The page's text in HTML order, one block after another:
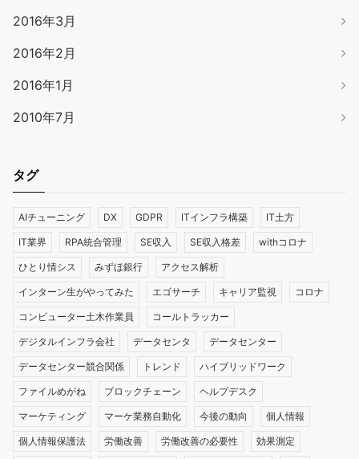
2016年3月
2016年2月
2016年1月
2010年7月
タグ
AIチューニング DX GDPR ITインフラ構築 IT土方
IT業界 RPA統合管理 SE収入 SE収入格差 withコロナ
ひとり情シス みずほ銀行 アクセス解析
インターン生がやってみた エゴサーチ キャリア監視 コロナ
コンピューター土木作業員 コールトラッカー
デジタルインフラ会社 データセンタ データセンター
データセンター競合関係 トレンド ハイブリッドワーク
ファイルめがね ブロックチェーン ヘルプデスク
マーケティング マーケ業務自動化 今後の動向 個人情報
個人情報保護法 労働改善 労働改善の必要性 効果測定